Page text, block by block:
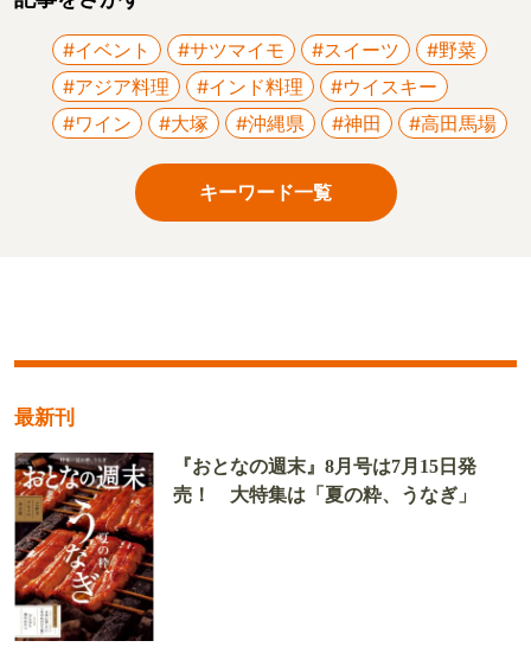
#イベント #サツマイモ #スイーツ
#野菜
#アジア料理
#インド料理
#ウイスキー
#ワイン
#大塚 #沖縄県 #神田 #高田馬場
キーワード一覧
最新刊
『おとなの週末』8月号は7月15日発
売！ 大特集は「夏の粋、うなぎ」